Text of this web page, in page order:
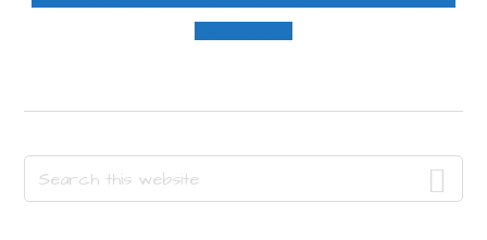
POST:
Primary
Search
this